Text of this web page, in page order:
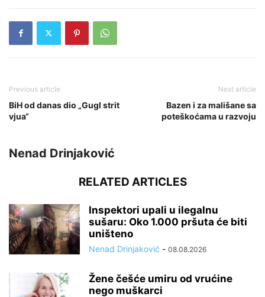
Previous article
BiH od danas dio „Gugl strit
vjua“
Next article
Bazen i za mališane sa
poteškoćama u razvoju
Nenad Drinjaković
RELATED ARTICLES
Inspektori upali u ilegalnu
sušaru: Oko 1.000 pršuta će biti
uništeno
Nenad Drinjaković - 08.08.2026
Žene češće umiru od vrućine
nego muškarci